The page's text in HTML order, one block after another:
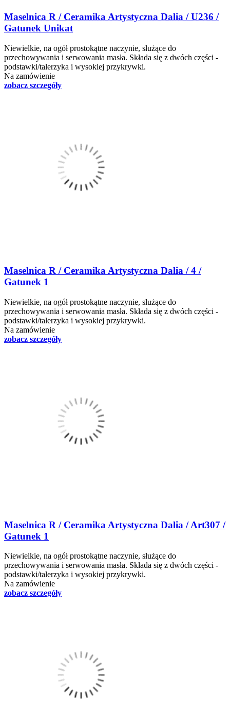
Maselnica R / Ceramika Artystyczna Dalia / U236 /
Gatunek Unikat
Niewielkie, na ogół prostokątne naczynie, służące do
przechowywania i serwowania masła. Składa się z dwóch części -
podstawki/talerzyka i wysokiej przykrywki.
Na zamówienie
zobacz szczegóły
Maselnica R / Ceramika Artystyczna Dalia / 4 /
Gatunek 1
Niewielkie, na ogół prostokątne naczynie, służące do
przechowywania i serwowania masła. Składa się z dwóch części -
podstawki/talerzyka i wysokiej przykrywki.
Na zamówienie
zobacz szczegóły
Maselnica R / Ceramika Artystyczna Dalia / Art307 /
Gatunek 1
Niewielkie, na ogół prostokątne naczynie, służące do
przechowywania i serwowania masła. Składa się z dwóch części -
podstawki/talerzyka i wysokiej przykrywki.
Na zamówienie
zobacz szczegóły